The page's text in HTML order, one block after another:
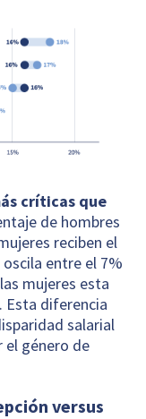
críticas que
de hombres
reciben el
entre el 7%
mujeres esta
Esta diferencia
salarial
género de
versus